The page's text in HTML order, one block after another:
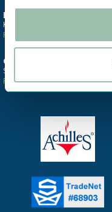
ESTLAND
Kontor - Salg Divako
Finn oss >
OSLO
Salgskontor instrumentering
Finn oss >